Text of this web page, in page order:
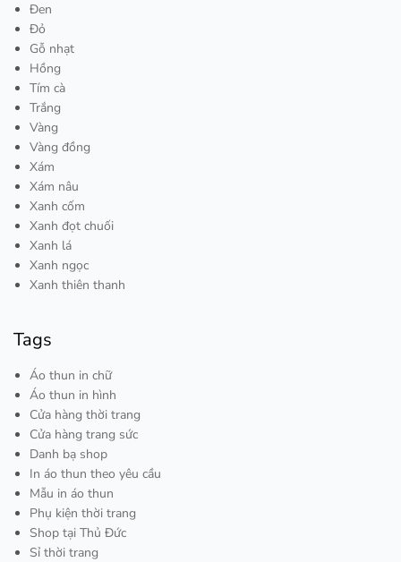
Đen
Đỏ
Gỗ nhạt
Hồng
Tím cà
Trắng
Vàng
Vàng đồng
Xám
Xám nâu
Xanh cốm
Xanh đọt chuối
Xanh lá
Xanh ngọc
Xanh thiên thanh
Tags
Áo thun in chữ
Áo thun in hình
Cửa hàng thời trang
Cửa hàng trang sức
Danh bạ shop
In áo thun theo yêu cầu
Mẫu in áo thun
Phụ kiện thời trang
Shop tại Thủ Đức
Sỉ thời trang